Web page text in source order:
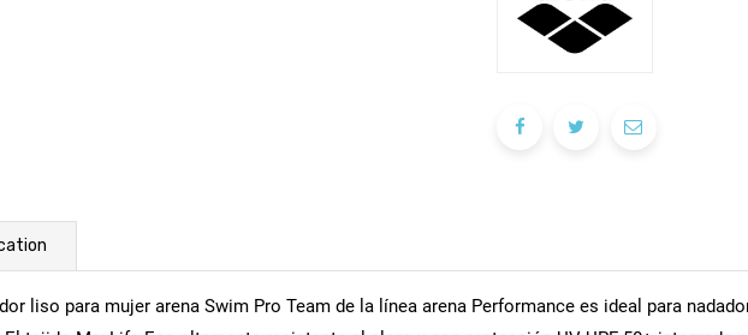
liso para mujer arena Swim Pro Team de la línea arena Performance es ideal para